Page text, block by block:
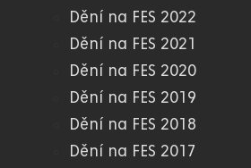
Dění na FES 2022
Dění na FES 2021
Dění na FES 2020
Dění na FES 2019
Dění na FES 2018
Dění na FES 2017